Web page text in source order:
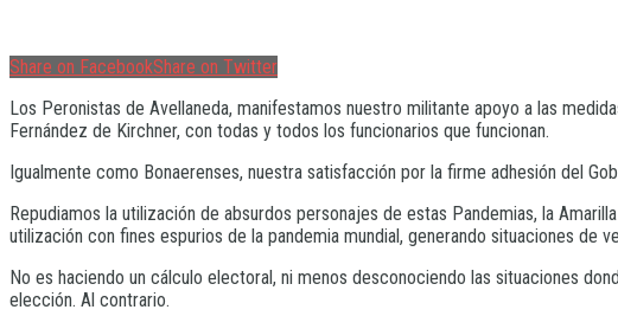
Share on FacebookShare on Twitter
Los Peronistas de Avellaneda, manifestamos nuestro militante apoyo a las
Fernández de Kirchner, con todas y todos los funcionarios que funcionan.
Igualmente como Bonaerenses, nuestra satisfacción por la firme adhesión del
Repudiamos la utilización de absurdos personajes de estas Pandemias, la
utilización con fines espurios de la pandemia mundial, generando situaciones de
No es haciendo un cálculo electoral, ni menos desconociendo las situaciones
elección. Al contrario.